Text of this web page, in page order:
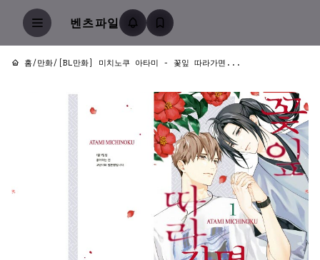
벤츠파일
홈/만화/ [BL만화] 미치노쿠 아타미 - 꽃잎 따라가면...